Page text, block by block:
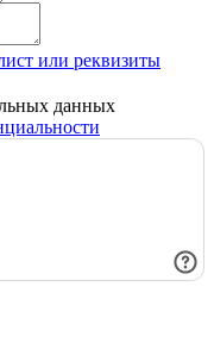
или реквизиты
данных